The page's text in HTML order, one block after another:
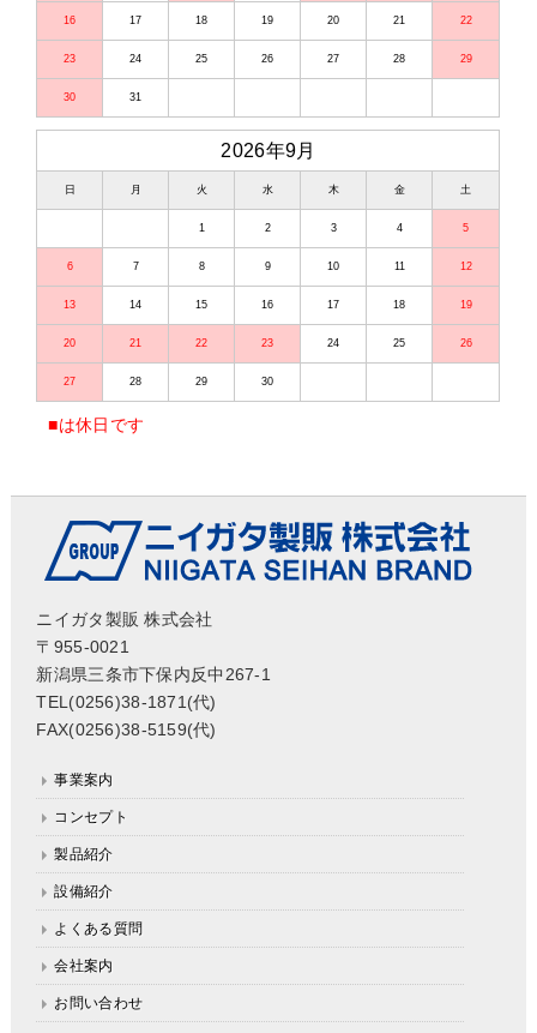
16 17 18 19 20 21 22
23 24 25 26 27 28 29
30 31
2026年9月
日 月 火 水 木 金 土
1 2 3 4 5
6 7 8 9 10 11 12
13 14 15 16 17 18 19
20 21 22 23 24 25 26
27 28 29 30
■は休日です
ニイガタ製販 株式会社
〒955-0021
新潟県三条市下保内反中267-1
TEL(0256)38-1871(代)
FAX(0256)38-5159(代)
事業案内
コンセプト
製品紹介
設備紹介
よくある質問
会社案内
お問い合わせ